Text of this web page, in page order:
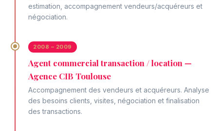
estimation, accompagnement vendeurs/acquéreurs et
négociation.
2008 – 2009
Agent commercial transaction / location —
Agence CIB Toulouse
Accompagnement des vendeurs et acquéreurs. Analyse
des besoins clients, visites, négociation et finalisation
des transactions.